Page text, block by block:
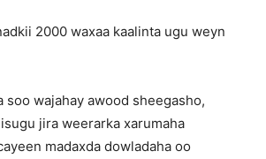
2000 waxaa kaalinta ugu weyn
soo wajahay awood sheegasho,
jira weerarka xarumaha
madaxda dowladaha oo